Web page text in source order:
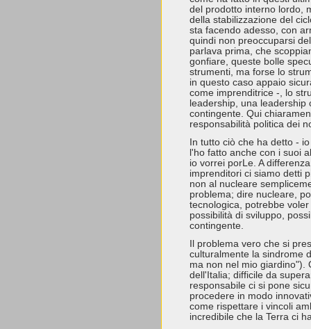
del prodotto interno lordo,
della stabilizzazione del
sta facendo adesso, con
quindi non preoccuparsi
parlava prima, che
gonfiare, queste bolle
strumenti, ma forse lo
in questo caso appaio
come imprenditrice -, lo
leadership, una
contingente. Qui
responsabilità politica dei
In tutto ciò che ha detto -
l'ho fatto anche con i suoi
io vorrei porLe. A
imprenditori ci siamo detti
non al nucleare
problema; dire nucleare,
tecnologica, potrebbe
possibilità di sviluppo,
contingente.
Il problema vero che si
culturalmente la sindrome
ma non nel mio giardino").
dell'Italia; difficile da
responsabile ci si pone
procedere in modo
come rispettare i vincoli
incredibile che la Terra ci